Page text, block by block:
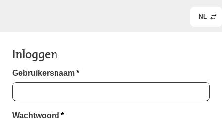
NL
Inloggen
Gebruikersnaam*
Wachtwoord *